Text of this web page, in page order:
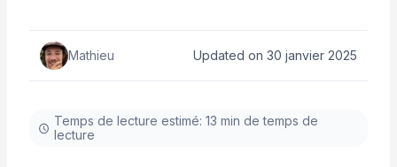
Mathieu Updated on 30 janvier 2025
Temps de lecture estimé: 13 min de temps de
lecture